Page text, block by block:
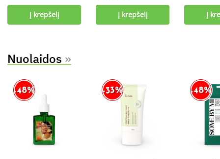
Į krepšelį Į krepšelį Į
Nuolaidos »
-48% -33% -48%